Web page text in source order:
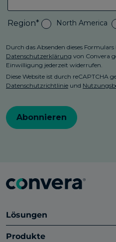
Lösungen
Produkte